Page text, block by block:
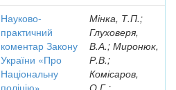
Науково-
практичний
коментар Закону
України «Про
Національну
поліцію»
Мінка, Т.П.;
Глуховеря,
В.А.; Миронюк,
Р.В.;
Комісаров,
О.Г.;